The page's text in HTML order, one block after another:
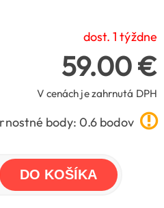
dost. 1 týždne
59.00 €
V cenách je zahrnutá DPH
body: 0.6 bodov
DO KOŠÍKA